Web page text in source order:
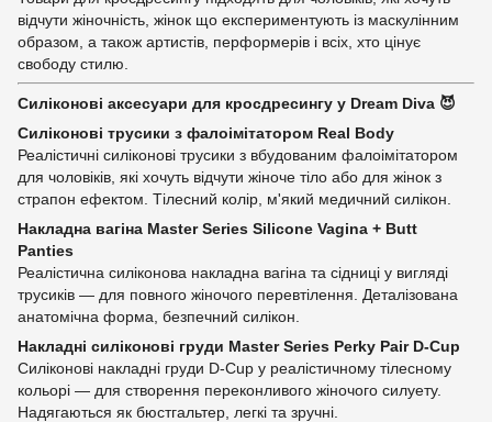
відчути жіночність, жінок що експериментують із маскулінним
образом, а також артистів, перформерів і всіх, хто цінує
свободу стилю.
Силіконові аксесуари для кросдресингу у Dream Diva 😈
Силіконові трусики з фалоімітатором Real Body
Реалістичні силіконові трусики з вбудованим фалоімітатором
для чоловіків, які хочуть відчути жіноче тіло або для жінок з
страпон ефектом. Тілесний колір, м'який медичний силікон.
Накладна вагіна Master Series Silicone Vagina + Butt
Panties
Реалістична силіконова накладна вагіна та сідниці у вигляді
трусиків — для повного жіночого перевтілення. Деталізована
анатомічна форма, безпечний силікон.
Накладні силіконові груди Master Series Perky Pair D-Cup
Силіконові накладні груди D-Cup у реалістичному тілесному
кольорі — для створення переконливого жіночого силуету.
Надягаються як бюстгальтер, легкі та зручні.